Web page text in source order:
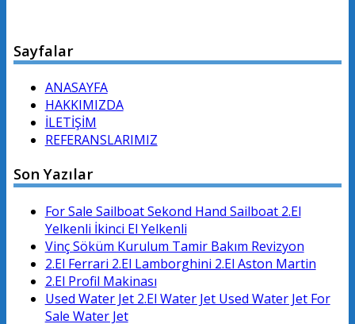
Sayfalar
ANASAYFA
HAKKIMIZDA
İLETİŞİM
REFERANSLARIMIZ
Son Yazılar
For Sale Sailboat Sekond Hand Sailboat 2.El
Yelkenli İkinci El Yelkenli
Vinç Söküm Kurulum Tamir Bakım Revizyon
2.El Ferrari 2.El Lamborghini 2.El Aston Martin
2.El Profil Makinası
Used Water Jet 2.El Water Jet Used Water Jet For
Sale Water Jet